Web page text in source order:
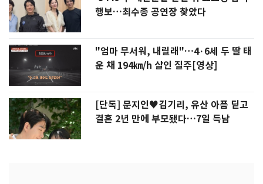
행보…최수종 공연장 찾았다
"엄마 무서워, 내릴래"…4·6세 두 딸 태
운 채 194㎞/h 살인 질주[영상]
[단독] 문지인♥김기리, 유산 아픔 딛고
결혼 2년 만에 부모됐다…7일 득남